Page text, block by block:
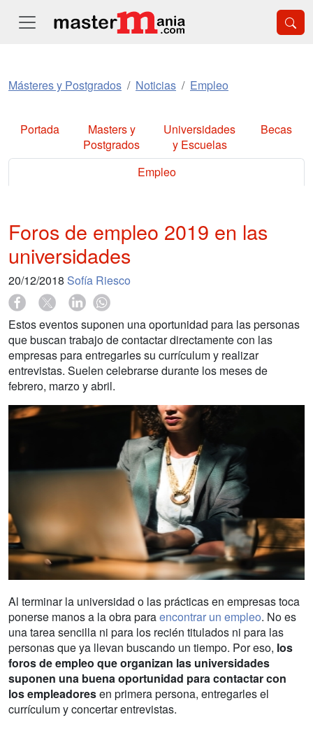
Másteres y Postgrados Noticias Empleo
Portada
Masters y
Postgrados
Universidades
y Escuelas
Becas
Empleo
Foros de empleo 2019 en las
universidades
20/12/2018 Sofía Riesco
Estos eventos suponen una oportunidad para las personas
que buscan trabajo de contactar directamente con las
empresas para entregarles su currículum y realizar
entrevistas. Suelen celebrarse durante los meses de
febrero, marzo y abril.
Al terminar la universidad o las prácticas en empresas toca
ponerse manos a la obra paraencontrar un empleo. No es
una tarea sencilla ni para los recién titulados ni para las
personas que ya llevan buscando un tiempo. Por eso, los
foros de empleo que organizan las universidades
suponen una buena oportunidad para contactar con
los empleadoresen primera persona, entregarles el
currículum y concertar entrevistas.